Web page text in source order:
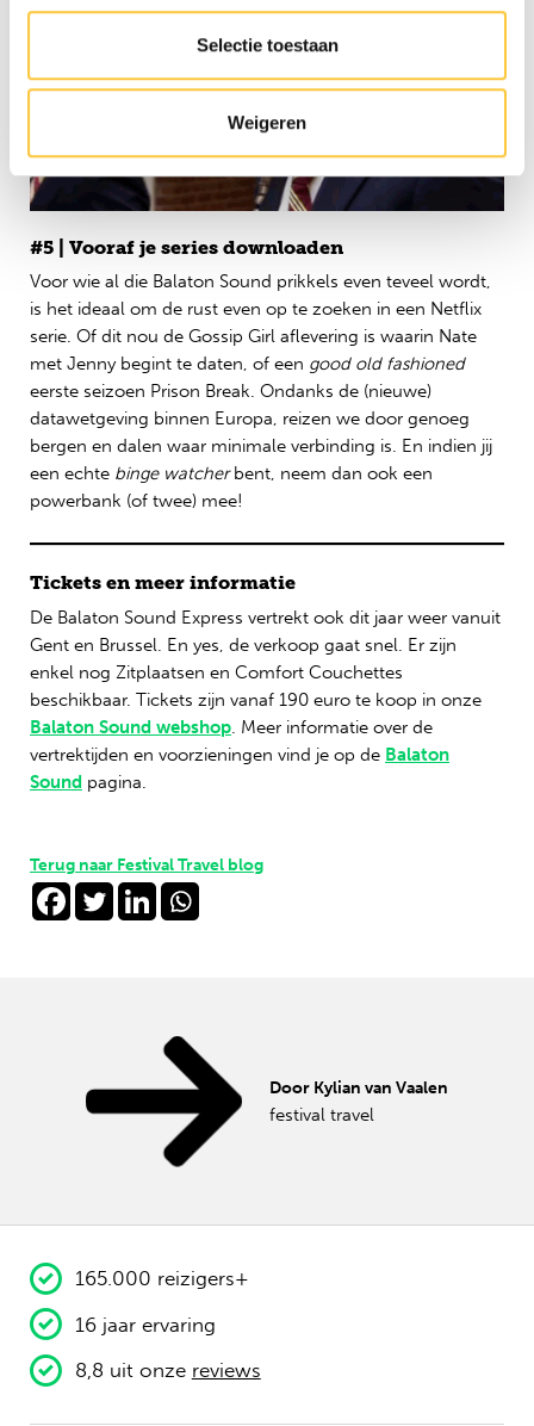
Selectie toestaan
Weigeren
#5 | Vooraf je series downloaden
Voor wie al die Balaton Sound prikkels even teveel wordt,
is het ideaal om de rust even op te zoeken in een Netflix
serie. Of dit nou de Gossip Girl aflevering is waarin Nate
met Jenny begint te daten, of een good old fashioned
eerste seizoen Prison Break. Ondanks de (nieuwe)
datawetgeving binnen Europa, reizen we door genoeg
bergen en dalen waar minimale verbinding is. En indien jij
een echte binge watcherbent, neem dan ook een
powerbank (of twee) mee!
Tickets en meer informatie
De Balaton Sound Express vertrekt ook dit jaar weer vanuit
Gent en Brussel. En yes, de verkoop gaat snel. Er zijn
enkel nog Zitplaatsen en Comfort Couchettes
beschikbaar. Tickets zijn vanaf 190 euro te koop in onze
Balaton Sound webshop. Meer informatie over de
vertrektijden en voorzieningen vind je op de Balaton
Sound pagina.
Terug naar Festival Travel blog
Door Kylian van Vaalen
festival travel
165.000 reizigers+
16 jaar ervaring
8,8 uit onze reviews